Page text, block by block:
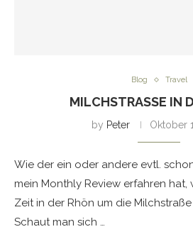
Blog Travel
MILCHSTRASSE IN
by Peter Oktober
Wie der ein oder andere evtl.
mein Monthly Review erfahren hat,
Zeit in der Rhön um die
Schaut man sich …